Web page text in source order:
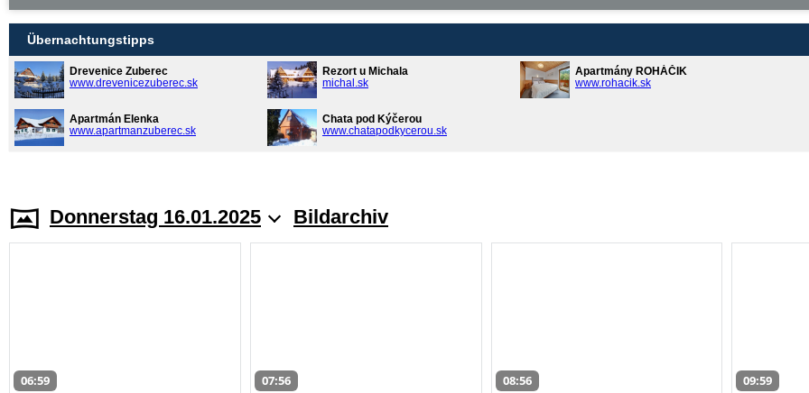
Übernachtungstipps
Drevenice Zuberec
www.drevenicezuberec.sk
Rezort u Michala
michal.sk
Apartmány ROHÁČIK
www.rohacik.sk
Apartmán Elenka
www.apartmanzuberec.sk
Chata pod Kýčerou
www.chatapodkycerou.sk
Donnerstag 16.01.2025 Bildarchiv
06:59 07:56 08:56 09:59